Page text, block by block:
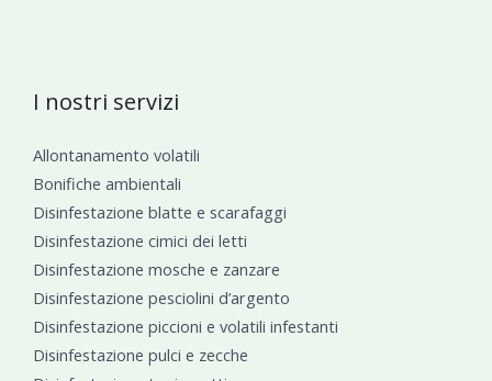
I nostri servizi
Allontanamento volatili
Bonifiche ambientali
Disinfestazione blatte e scarafaggi
Disinfestazione cimici dei letti
Disinfestazione mosche e zanzare
Disinfestazione pesciolini d’argento
Disinfestazione piccioni e volatili infestanti
Disinfestazione pulci e zecche